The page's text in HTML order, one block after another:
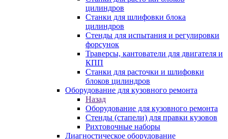
цилиндров
Станки для шлифовки блока
цилиндров
Стенды для испытания и регулировки
форсунок
Траверсы, кантователи для двигателя и
КПП
Станки для расточки и шлифовки
блоков цилиндров
Оборудование для кузовного ремонта
Назад
Оборудование для кузовного ремонта
Стенды (стапели) для правки кузовов
Рихтовочные наборы
Диагностическое оборудование